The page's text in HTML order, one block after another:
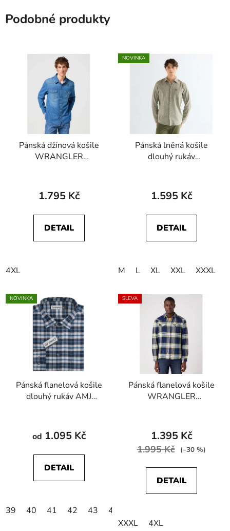
Podobné produkty
Pánská džínová košile
WRANGLER
Icon Mid Blue
1.795 Kč
DETAIL
4XL
NOVINKA
Pánská lněná košile
dlouhý rukáv
SHIRT Deep Depths
1.595 Kč
DETAIL
M L XL XXL XXXL
NOVINKA
Pánská flanelová košile
dlouhý rukáv AMJ
od 1.095 Kč
DETAIL
39 40 41 42 43 44
SLEVA
Pánská flanelová košile
WRANGLER
Stone Green
1.395 Kč
1.995 Kč (–30 %)
DETAIL
XXXL 4XL